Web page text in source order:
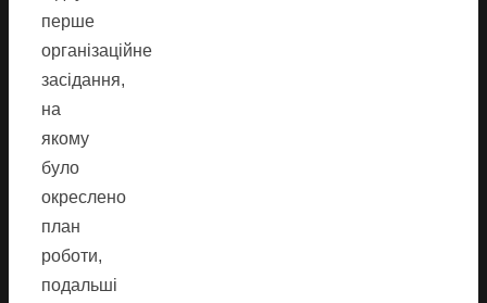
перше
організаційне
засідання,
на
якому
було
окреслено
план
роботи,
подальші